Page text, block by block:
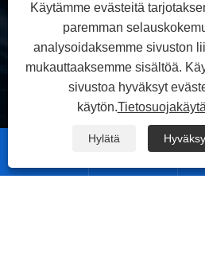
Tuotteet
Ota meihin yhteyttä
SEURAA MEITÄ
Käytämme evästeitä
paremman
analysoidaksemme sivuston
mukauttaaksemme sisältöä.
sivustoa hyväksyt
käytön.
Hylätä